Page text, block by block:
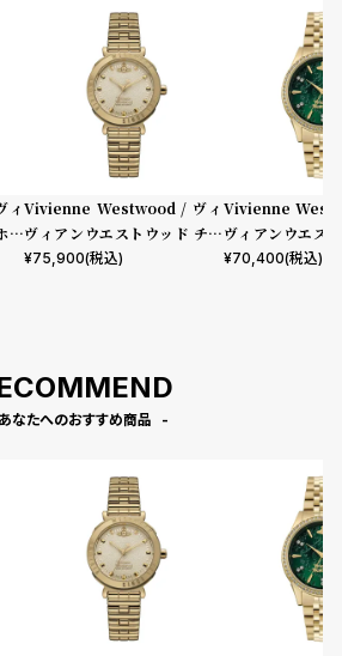
ィ
ク
Vivienne Westwood / ヴィ
ヴィアンウエストウッド チェ
ルシー - レディース クリーム
¥75,900(税込)
Vivienne
ヴィアンウエス
ル ウォレス レデ
¥70,400(税込)
あなたへのおすすめ商品